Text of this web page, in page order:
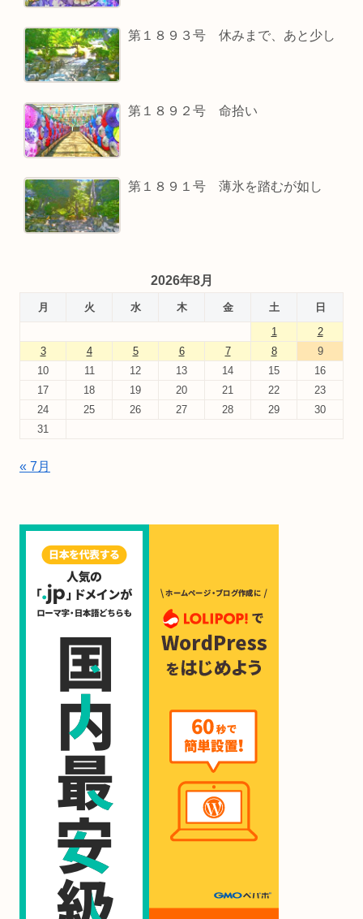
第１８９３号 休みまで、あと少し
第１８９２号 命拾い
第１８９１号 薄氷を踏むが如し
2026年8月
月 火 水 木 金 土
日
1
2
3
4 5 6 7 8
9
10
11 12 13 14 15
16
17
18 19 20 21 22
23
24
25 26 27 28 29
30
31
« 7月